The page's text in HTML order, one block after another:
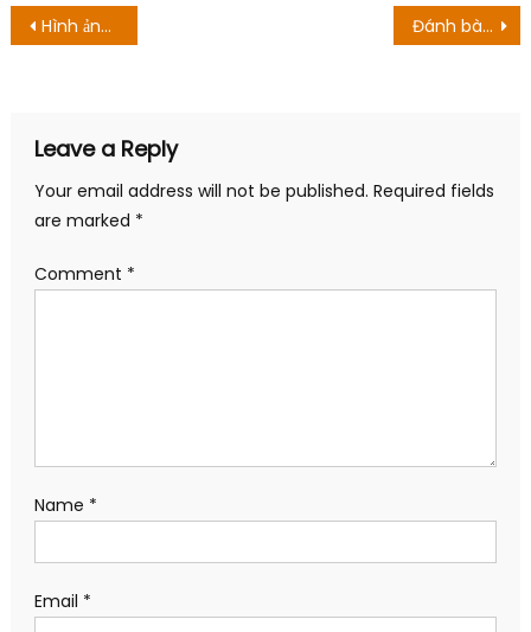
Post
Hình ảnh Công Lý trong tập phim chiếu trên VTV sau thời kì vắng bóng vì điều trị bệnh Đánh bài !! Vanguard: OverDress Season 3 Episode 10 Ngày phát hành: Megumi & Tomari’s Rivalry
Leave a Reply
Your email address will not be published. Required fields
are marked *
Comment *
Name *
Email *